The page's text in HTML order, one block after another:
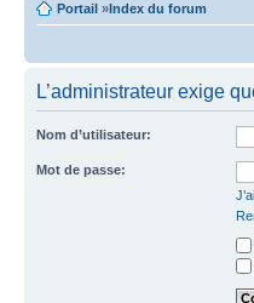
Portail »Index du forum
L’administrateur exige
Nom d’utilisateur:
Mot de passe: